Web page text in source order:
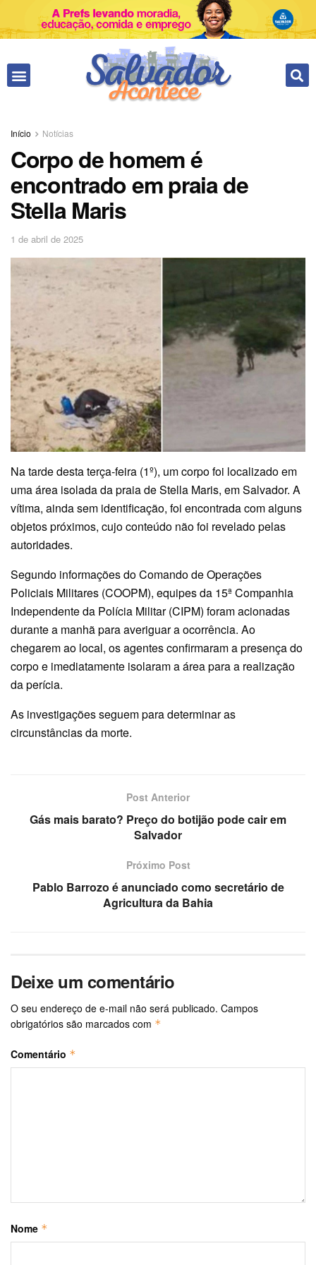
Início Notícias
Corpo de homem é
encontrado em praia de
Stella Maris
1 de abril de 2025
Na tarde desta terça-feira (1º), um corpo foi localizado em
uma área isolada da praia de Stella Maris, em Salvador. A
vítima, ainda sem identificação, foi encontrada com alguns
objetos próximos, cujo conteúdo não foi revelado pelas
autoridades.
Segundo informações do Comando de Operações
Policiais Militares (COOPM), equipes da 15ª Companhia
Independente da Polícia Militar (CIPM) foram acionadas
durante a manhã para averiguar a ocorrência. Ao
chegarem ao local, os agentes confirmaram a presença do
corpo e imediatamente isolaram a área para a realização
da perícia.
As investigações seguem para determinar as
circunstâncias da morte.
Post Anterior
Gás mais barato? Preço do botijão pode cair em
Salvador
Próximo Post
Pablo Barrozo é anunciado como secretário de
Agricultura da Bahia
Deixe um comentário
O seu endereço de e-mail não será publicado. Campos
obrigatórios são marcados com *
Comentário *
Nome *